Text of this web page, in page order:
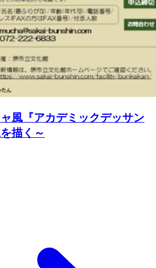
ャ風『アカデミックデッサン
描く～